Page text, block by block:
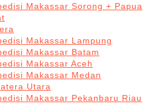
Makassar Sorong + Papua
Makassar Lampung
Makassar Batam
Makassar Aceh
Makassar Medan
Utara
Makassar Pekanbaru Riau